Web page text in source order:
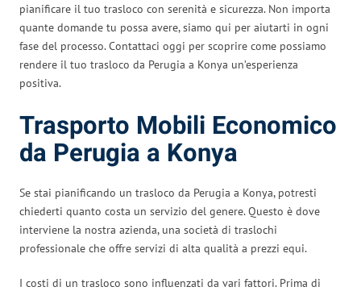
pianificare il tuo trasloco con serenità e sicurezza. Non importa
quante domande tu possa avere, siamo qui per aiutarti in ogni
fase del processo. Contattaci oggi per scoprire come possiamo
rendere il tuo trasloco da Perugia a Konya un’esperienza
positiva.
Trasporto Mobili Economico
da Perugia a Konya
Se stai pianificando un trasloco da Perugia a Konya, potresti
chiederti quanto costa un servizio del genere. Questo è dove
interviene la nostra azienda, una società di traslochi
professionale che offre servizi di alta qualità a prezzi equi.
I costi di un trasloco sono influenzati da vari fattori. Prima di